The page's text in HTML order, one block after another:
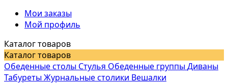
Мои заказы
Мой профиль
Каталог товаров
Каталог товаров
Обеденные столы Стулья Обеденные группыДиваны
ТабуретыЖурнальные столики Вешалки